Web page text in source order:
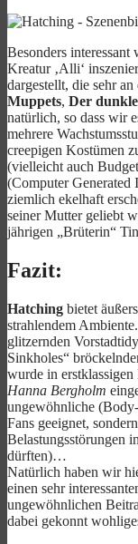
Besonders interessant
Kreatur ‚Alli‘
dargestellt, die sehr
Muppets, Der
natürlich, so dass wir
mehrere
creepigen Kostümen
(vielleicht auch
(Computer Generated
ziemlich ekelhaft
seiner Mutter geliebt
jährigen „Brüterin“
Fazit:
Hatching bietet
strahlendem
glitzernden
Sinkholes“
wurde in
Hanna Bergholm
ungewöhnliche
Fans geeignet,
Belastungsstörungen
dürften)…
Natürlich haben wir
einen sehr
ungewöhnlichen
dabei gekonnt